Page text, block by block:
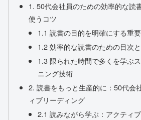
1. 50代会社員のための効率的な読
使うコツ
1.1 読書の目的を明確にする重
1.2 効率的な読書のための目次
1.3 限られた時間で多くを学ぶ
ニング技術
2. 読書をもっと生産的に：50代会
ィブリーディング
2.1 読みながら学ぶ：アクティ